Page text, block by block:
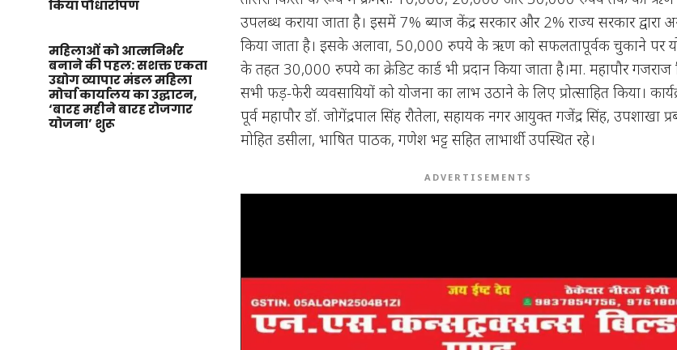
किया पौधारोपण
महिलाओं को आत्मनिर्भर
बनाने की पहल: सशक्त एकता
उद्योग व्यापार मंडल महिला
मोर्चा कार्यालय का उद्घाटन,
‘बारह महीने बारह रोजगार
योजना’ शुरू
उपलब्ध कराया जाता है। इसमें 7% ब्याज केंद्र सरकार और 2% राज्य सरकार द्वारा
किया जाता है। इसके अलावा, 50,000 रुपये के ऋण को सफलतापूर्वक चुकाने पर
के तहत 30,000 रुपये का क्रेडिट कार्ड भी प्रदान किया जाता है।मा. महापौर गजराज
सभी फड़-फेरी व्यवसायियों को योजना का लाभ उठाने के लिए प्रोत्साहित किया।
पूर्व महापौर डॉ. जोगेंद्रपाल सिंह रौतेला, सहायक नगर आयुक्त गजेंद्र सिंह, उपशाखा
मोहित डसीला, भाषित पाठक, गणेश भट्ट सहित लाभार्थी उपस्थित रहे।
ADVERTISEMENTS